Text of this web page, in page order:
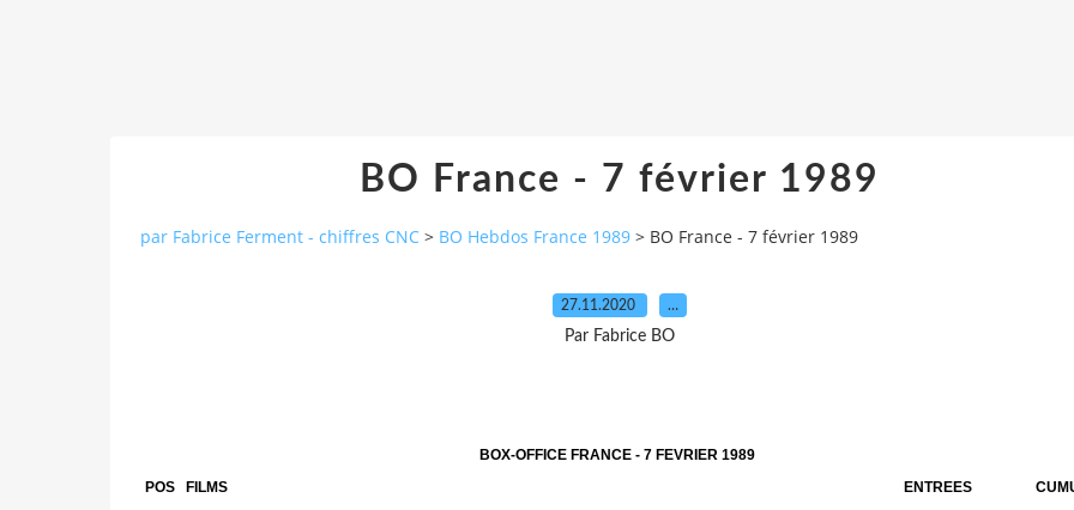
BO France - 7 février 1989
par Fabrice Ferment - chiffres CNC > BO Hebdos France 1989 > BO France - 7 février 1989
27.11.2020 …
Par Fabrice BO
BOX-OFFICE FRANCE - 7 FEVRIER 1989
POS
FILMS ENTREES